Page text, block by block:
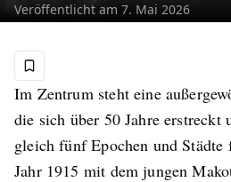
Veröffentlicht am 7. Mai 2026
Im Zentrum steht eine
die sich über 50 Jahre erstreckt
gleich fünf Epochen und
Jahr 1915 mit dem jungen